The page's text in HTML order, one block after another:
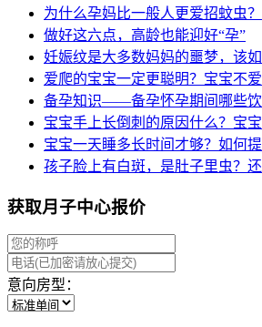
为什么孕妈比一般人更爱招蚊虫？
做好这六点，高龄也能迎好“孕”
妊娠纹是大多数妈妈的噩梦，该如
爱爬的宝宝一定更聪明？宝宝不爱
备孕知识——备孕怀孕期间哪些饮
宝宝手上长倒刺的原因什么？宝宝
宝宝一天睡多长时间才够？如何提
孩子脸上有白斑，是肚子里虫？还
获取月子中心报价
意向房型：